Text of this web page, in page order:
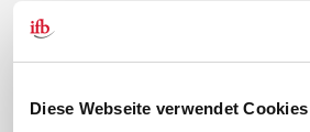
Diese Webseite verwendet Cookies
Unternehmen
Gute Gründe für das ifb